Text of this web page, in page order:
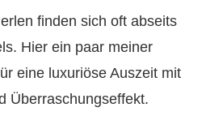
finden sich oft abseits
Hier ein paar meiner
eine luxuriöse Auszeit mit
Überraschungseffekt.